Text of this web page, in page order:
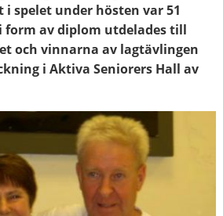
i spelet under hösten var 51
form av diplom utdelades till
och vinnarna av lagtävlingen
i Aktiva Seniorers Hall av